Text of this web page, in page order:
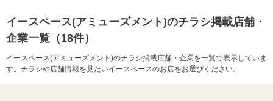
イースペース(アミューズメント)のチラシ掲載店舗・
企業一覧（18件）
イースペース(アミューズメント)のチラシ掲載店舗・企業を一覧で表示していま
す。チラシや店舗情報を見たいイースペースのお店をお選びください。